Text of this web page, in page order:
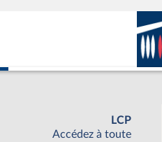
LCP
Accédez à toute